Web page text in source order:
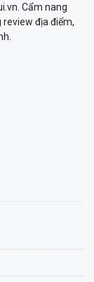
Cẩm nang
địa điểm,